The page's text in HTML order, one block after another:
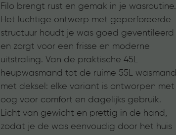
Filo brengt rust en gemak in je wasroutine.
Het luchtige ontwerp met geperforeerde
structuur houdt je was goed geventileerd
en zorgt voor een frisse en moderne
uitstraling. Van de praktische 45L
heupwasmand tot de ruime 55L wasmand
met deksel: elke variant is ontworpen met
oog voor comfort en dagelijks gebruik.
Licht van gewicht en prettig in de hand,
zodat je de was eenvoudig door het huis